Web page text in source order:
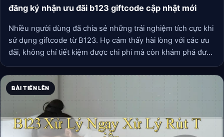
đăng ký nhận ưu đãi b123 giftcode cập nhật mới
Nhiều người dùng đã chia sẻ những trải nghiệm tích cực khi
sử dụng giftcode từ B123. Họ cảm thấy hài lòng với các ưu
đãi, không chỉ tiết kiệm được chi phí mà còn khám phá được
nhiều điều mới mẻ từ dịch vụ mà B123 cung cấp.
BÀI TIẾN LÊN